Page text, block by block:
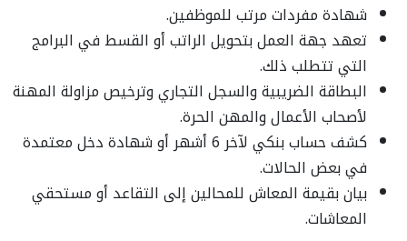
شهادة مفردات مرتب للموظفين.
تعهد جهة العمل بتحويل الراتب أو القسط في البرامج
التي تتطلب ذلك.
البطاقة الضريبية والسجل التجاري وترخيص مزاولة المهنة
لأصحاب الأعمال والمهن الحرة.
كشف حساب بنكي لآخر 6 أشهر أو شهادة دخل معتمدة
في بعض الحالات.
بيان بقيمة المعاش للمحالين إلى التقاعد أو مستحقي
المعاشات.